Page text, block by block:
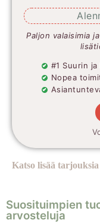
Paljon valaisimia
#1 Suurin ja
Nopea
Katso lisää
Suosituimpien
arvosteluja